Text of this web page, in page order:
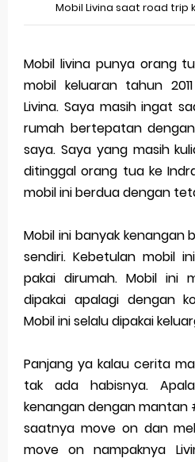
Merek Dagang
Merek Dagang
Dampak Merek
Trademark as a
Global Trademark
Brand Adaptation
Vivo v70 series: mid-
kamera zeiss &
Apple Watch Series 10 vs
Review
Mobil Livina saat road trip
Mobil livina punya orang
mobil keluaran tahun
Livina. Saya masih ingat
rumah bertepatan
saya. Saya yang masih
ditinggal orang tua ke
mobil ini berdua dengan
Mobil ini banyak kenangan
sendiri. Kebetulan mobil
pakai dirumah. Mobil ini
dipakai apalagi dengan
Mobil ini selalu dipakai
Panjang ya kalau cerita
tak ada habisnya.
kenangan dengan mantan
saatnya move on dan
move on nampaknya